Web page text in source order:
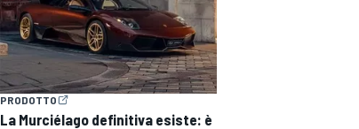
PRODOTTO
La Murciélago definitiva esiste: è